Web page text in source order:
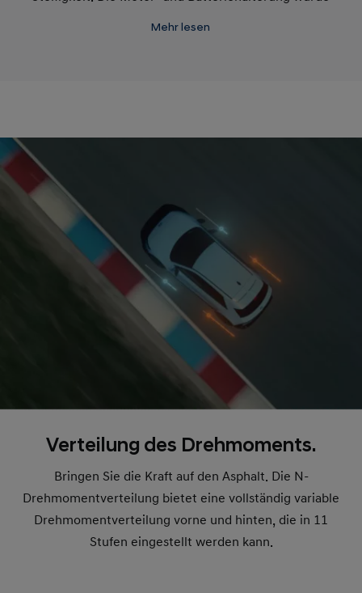
verstärkt, während die vorderen und hinteren
Mehr lesen
Verteilung des Drehmoments.
Bringen Sie die Kraft auf den Asphalt. Die N-
Drehmomentverteilung bietet eine vollständig variable
Drehmomentverteilung vorne und hinten, die in 11
Stufen eingestellt werden kann.